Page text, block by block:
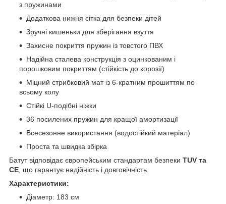
з пружинами
Додаткова нижня сітка для безпеки дітей
Зручні кишеньки для зберігання взуття
Захисне покриття пружин із товстого ПВХ
Надійна сталева конструкція з оцинкованим і
порошковим покриттям (стійкість до корозії)
Міцний стрибковий мат із 6-кратним прошиттям по
всьому колу
Стійкі U-подібні ніжки
36 посилених пружин для кращої амортизації
Всесезонне використання (водостійкий матеріал)
Проста та швидка збірка
Батут відповідає європейським стандартам безпеки TUV та
CE, що гарантує надійність і довговічність.
Характеристики:
Діаметр: 183 см